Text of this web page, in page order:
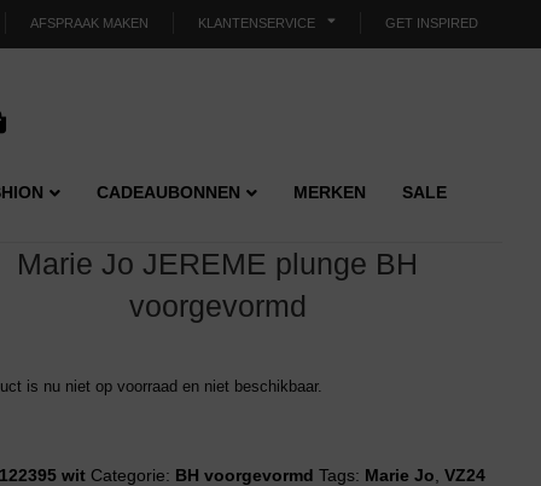
AFSPRAAK MAKEN KLANTENSERVICE GET INSPIRED
CADEAUBONNEN MERKEN SALE
Marie Jo JEREME plunge BH
voorgevormd
is nu niet op voorraad en niet beschikbaar.
wit Categorie: BH voorgevormd Tags: Marie Jo ,VZ24